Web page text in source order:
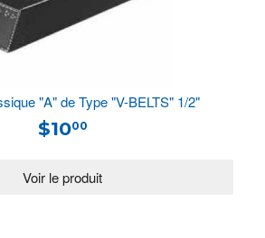
"A" de Type "V-BELTS" 1/2"
$1000